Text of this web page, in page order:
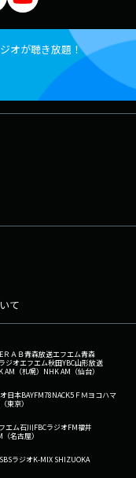
オが聴き放題！
て
ＲＡＢ青森放送エフエム青森
ジオエフエム秋田YBC山形放送
AM（札幌） NHK AM（仙台）
日本BAYFM78NACK5 ＦＭヨコハマ
東京）
エム石川FBCラジオFM福井
名古屋）
SBSラジオK-MIX SHIZUOKA